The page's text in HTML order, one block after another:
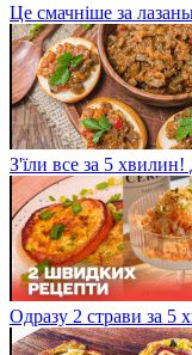
Це смачніше за
З'їли все за 5
Одразу 2 страви за 5